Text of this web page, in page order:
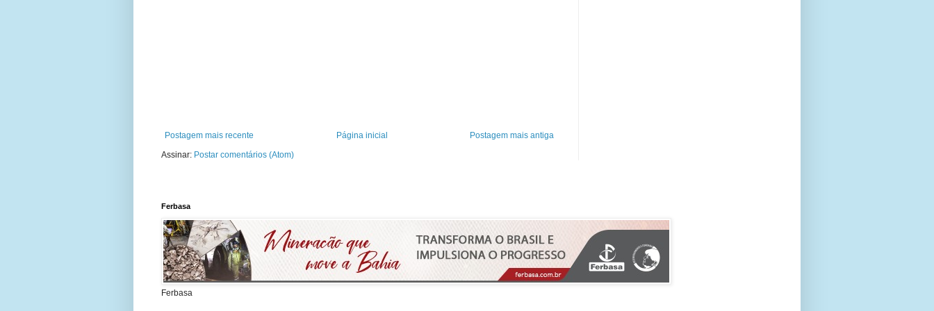
Postagem mais recente Postagem mais antiga
Página inicial
Assinar: Postar comentários (Atom)
Ferbasa
Ferbasa